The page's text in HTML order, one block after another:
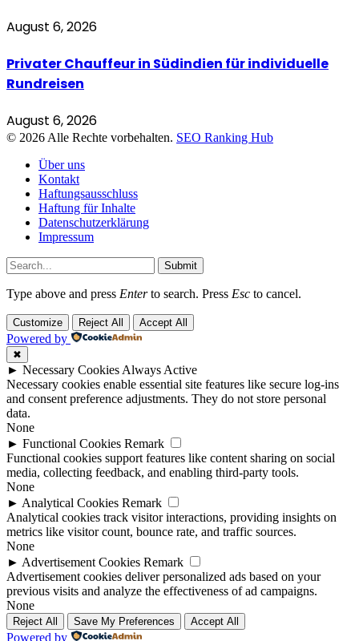
August 6, 2026
Privater Chauffeur in Südindien für individuelle
Rundreisen
August 6, 2026
© 2026 Alle Rechte vorbehalten. SEO Ranking Hub
Über uns
Kontakt
Haftungsausschluss
Haftung für Inhalte
Datenschutzerklärung
Impressum
Submit
Type above and press Enterto search. Press Esc to cancel.
Customize Reject All Accept All
Powered by
✖
► Necessary CookiesAlways Active
Necessary cookies enable essential site features like secure log-ins
and consent preference adjustments. They do not store personal
data.
None
► Functional Cookies Remark
Functional cookies support features like content sharing on social
media, collecting feedback, and enabling third-party tools.
None
► Analytical Cookies Remark
Analytical cookies track visitor interactions, providing insights on
metrics like visitor count, bounce rate, and traffic sources.
None
► Advertisement Cookies Remark
Advertisement cookies deliver personalized ads based on your
previous visits and analyze the effectiveness of ad campaigns.
None
Reject All Save My Preferences Accept All
Powered by